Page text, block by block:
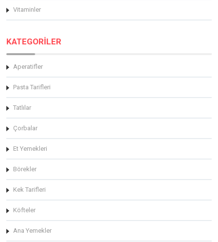
Vitaminler
KATEGORİLER
Aperatifler
Pasta Tarifleri
Tatlılar
Çorbalar
Et Yemekleri
Börekler
Kek Tarifleri
Köfteler
Ana Yemekler